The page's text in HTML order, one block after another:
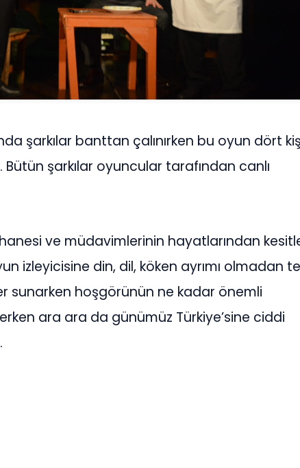
şarkılar banttan çalınırken bu oyun dört
şarkılar oyuncular tarafından canlı
ve müdavimlerinin hayatlarından
izleyicisine din, dil, köken ayrımı olmadan
sunarken hoşgörünün ne kadar önemli
ara ara da günümüz Türkiye’sine ciddi